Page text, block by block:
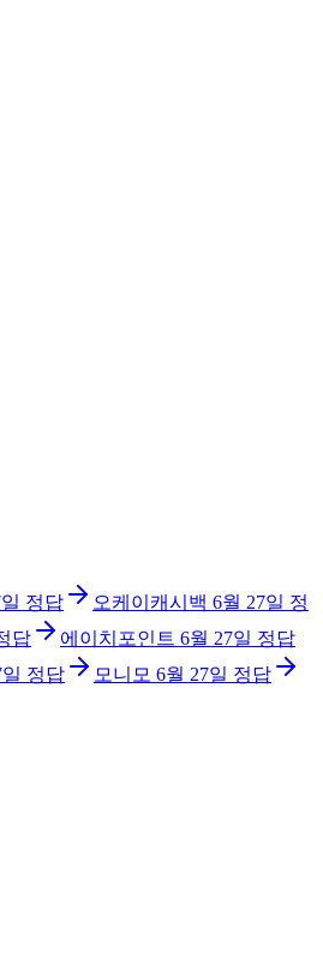
정답 오케이캐시백 6월 27일 정
답 에이치포인트 6월 27일 정답
정답 모니모 6월 27일 정답